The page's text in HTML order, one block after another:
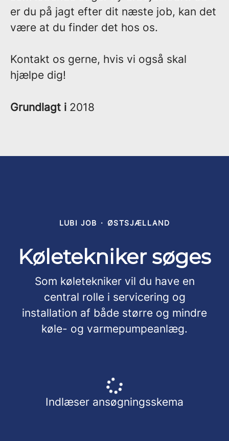
er du på jagt efter dit næste job, kan det
være at du finder det hos os.
Kontakt os gerne, hvis vi også skal
hjælpe dig!
Grundlagt i 2018
LUBI JOB · ØSTSJÆLLAND
Køletekniker søges
Som køletekniker vil du have en
central rolle i servicering og
installation af både større og mindre
køle- og varmepumpeanlæg.
Indlæser ansøgningsskema